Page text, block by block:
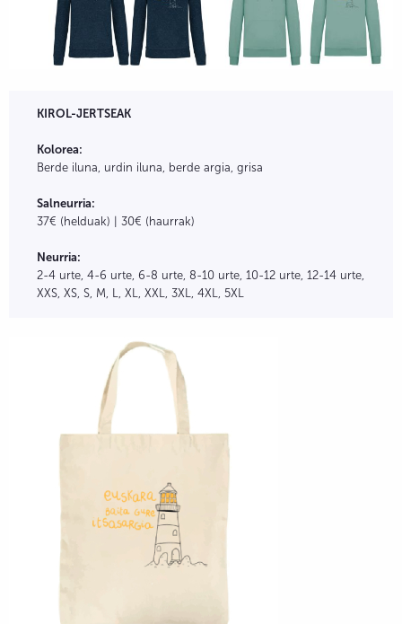
KIROL-JERTSEAK
Kolorea:
Berde iluna, urdin iluna, berde argia, grisa
Salneurria:
37€ (helduak) | 30€ (haurrak)
Neurria:
2-4 urte, 4-6 urte, 6-8 urte, 8-10 urte, 10-12 urte, 12-14 urte,
XXS, XS, S, M, L, XL, XXL, 3XL, 4XL, 5XL